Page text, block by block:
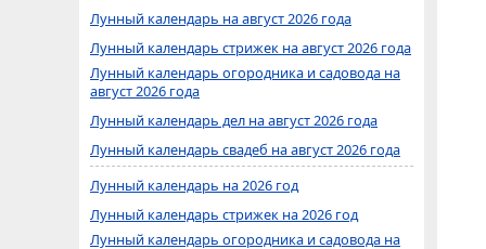
Лунный календарь на август 2026 года
Лунный календарь стрижек на август 2026 года
Лунный календарь огородника и садовода на
август 2026 года
Лунный календарь дел на август 2026 года
Лунный календарь свадеб на август 2026 года
Лунный календарь на 2026 год
Лунный календарь стрижек на 2026 год
Лунный календарь огородника и садовода на